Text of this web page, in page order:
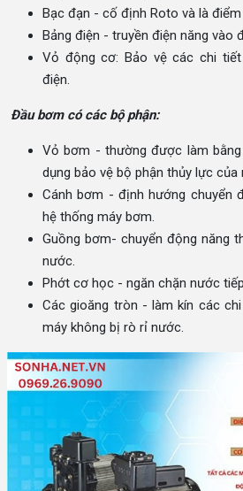
Bạc đạn - cố định Roto và là
Bảng điện - truyền điện năng vào
Vỏ động cơ: Bảo vệ các chi
điện.
Đầu bơm có các bộ phận:
Vỏ bơm - thường được làm
dụng bảo vệ bộ phận thủy lực của
Cánh bơm - định hướng chuyển
hệ thống máy bơm.
Guồng bơm- chuyển động năng
nước.
Phớt cơ học - ngăn chặn nước
Các gioăng tròn - làm kín các
máy không bị rò rỉ nước.